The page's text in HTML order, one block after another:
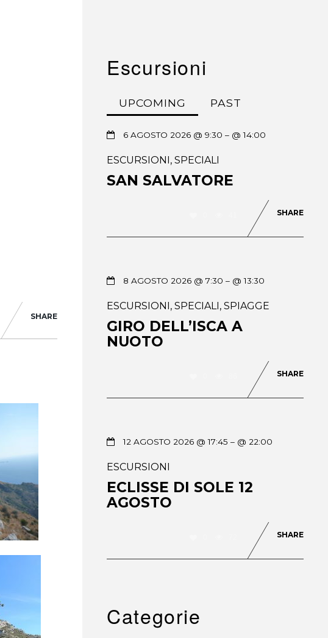
SHARE
Escursioni
UPCOMING PAST
6 AGOSTO 2026 @ 9:30– @ 14:00
ESCURSIONI ,SPECIALI
SAN SALVATORE
SHARE
8 AGOSTO 2026 @ 7:30– @ 13:30
ESCURSIONI,SPECIALI,SPIAGGE
GIRO DELL’ISCA A
NUOTO
SHARE
12 AGOSTO 2026 @ 17:45– @ 22:00
ESCURSIONI
ECLISSE DI SOLE 12
AGOSTO
SHARE
Categorie